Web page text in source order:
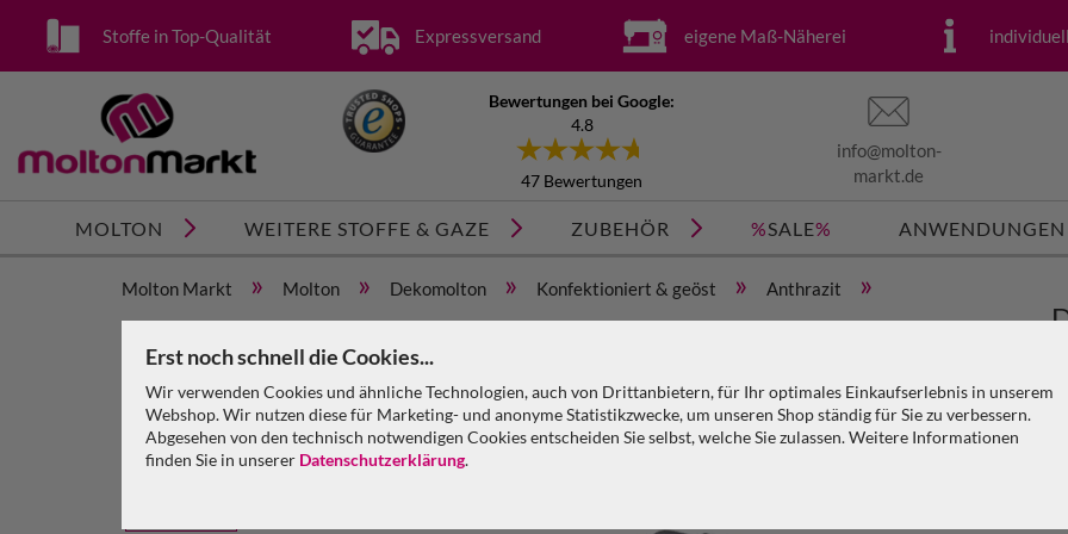
Erst noch schnell die Cookies...
Wir verwenden Cookies und ähnliche Technologien, auch von Drittanbietern, für Ihr optimales Einkaufserlebnis in unserem
Webshop. Wir nutzen diese für Marketing- und anonyme Statistikzwecke, um unseren Shop ständig für Sie zu verbessern.
Abgesehen von den technisch notwendigen Cookies entscheiden Sie selbst, welche Sie zulassen. Weitere Informationen
finden Sie in unserer Datenschutzerklärung.
Stoffe in Top-Qualität Expressversand eigene Maß-Näherei
Bewertungen bei Google:
4.8
47 Bewertungen
info@molton-
markt.de
MOLTON WEITERE STOFFE & GAZE ZUBEHÖR %SALE% ANWENDUNGEN
Molton Markt » Molton » Dekomolton » Konfektioniert & geöst » Anthrazit »